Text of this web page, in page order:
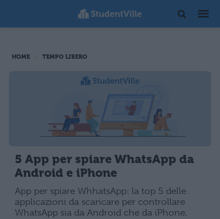
HOME TEMPO LIBERO
5 App per spiare WhatsApp da
Android e iPhone
App per spiare WhhatsApp: la top 5 delle
applicazioni da scaricare per controllare
WhatsApp sia da Android che da iPhone.